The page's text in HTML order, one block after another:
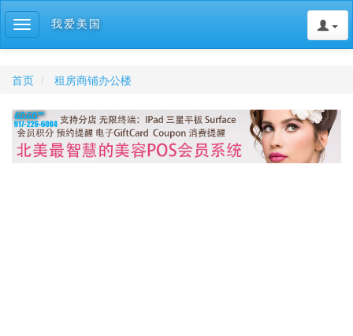
Toggle
navigation
我爱美国
首页 租房商铺办公楼